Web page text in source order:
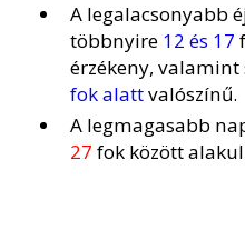
A legalacsonyabb
többnyire 12 és 17
érzékeny, valamint
fok alattvalószínű.
A legmagasabb
27 fok között